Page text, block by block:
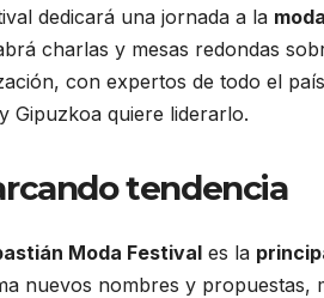
dedicará una jornada a la
charlas y mesas redondas
con expertos de todo el
Gipuzkoa quiere liderarlo.
tendencia
Moda Festival es la
nuevos nombres y propuestas,